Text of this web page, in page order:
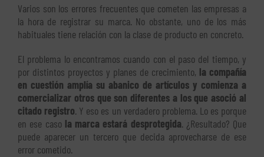
Varios son los errores frecuentes que cometen las empresas a
la hora de registrar su marca. No obstante, uno de los más
habituales tiene relación con la clase de producto en concreto.
El problema lo encontramos cuando con el paso del tiempo, y
por distintos proyectos y planes de crecimiento, la compañía
en cuestión amplía su abanico de artículos y comienza a
comercializar otros que son diferentes a los que asoció al
citado registro. Y eso es un verdadero problema. Lo es porque
en ese caso la marca estará desprotegida. ¿Resultado? Que
puede aparecer un tercero que decida aprovecharse de ese
error cometido.